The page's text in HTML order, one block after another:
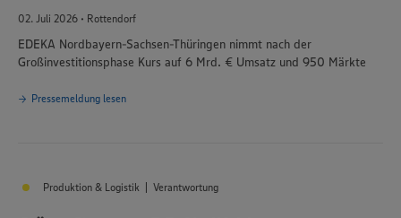
02. Juli 2026 • Rottendorf
EDEKA Nordbayern-Sachsen-Thüringen nimmt nach der
Großinvestitionsphase Kurs auf 6 Mrd. € Umsatz und 950 Märkte
Pressemeldung lesen
Produktion & Logistik | Verantwortung